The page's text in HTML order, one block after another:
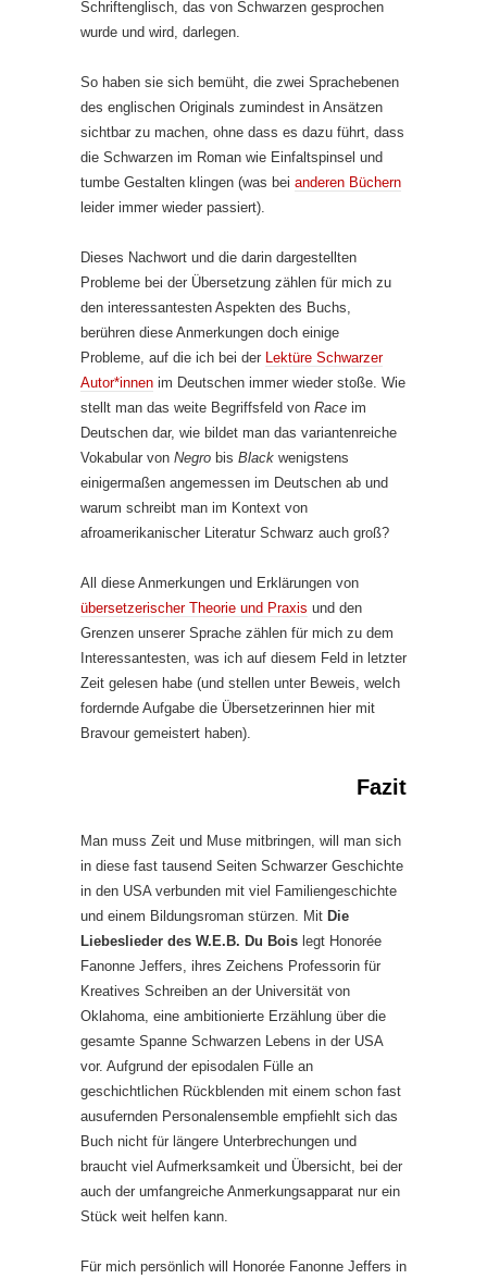
Schriftenglisch, das von Schwarzen gesprochen
wurde und wird, darlegen.
So haben sie sich bemüht, die zwei Sprachebenen
des englischen Originals zumindest in Ansätzen
sichtbar zu machen, ohne dass es dazu führt, dass
die Schwarzen im Roman wie Einfaltspinsel und
tumbe Gestalten klingen (was bei anderen Büchern
leider immer wieder passiert).
Dieses Nachwort und die darin dargestellten
Probleme bei der Übersetzung zählen für mich zu
den interessantesten Aspekten des Buchs,
berühren diese Anmerkungen doch einige
Probleme, auf die ich bei der Lektüre Schwarzer
Autor*innen im Deutschen immer wieder stoße. Wie
stellt man das weite Begriffsfeld von Race im
Deutschen dar, wie bildet man das variantenreiche
Vokabular von Negro bis Black wenigstens
einigermaßen angemessen im Deutschen ab und
warum schreibt man im Kontext von
afroamerikanischer Literatur Schwarz auch groß?
All diese Anmerkungen und Erklärungen von
übersetzerischer Theorie und Praxis und den
Grenzen unserer Sprache zählen für mich zu dem
Interessantesten, was ich auf diesem Feld in letzter
Zeit gelesen habe (und stellen unter Beweis, welch
fordernde Aufgabe die Übersetzerinnen hier mit
Bravour gemeistert haben).
Fazit
Man muss Zeit und Muse mitbringen, will man sich
in diese fast tausend Seiten Schwarzer Geschichte
in den USA verbunden mit viel Familiengeschichte
und einem Bildungsroman stürzen. Mit Die
Liebeslieder des W.E.B. Du Bois legt Honorée
Fanonne Jeffers, ihres Zeichens Professorin für
Kreatives Schreiben an der Universität von
Oklahoma, eine ambitionierte Erzählung über die
gesamte Spanne Schwarzen Lebens in der USA
vor. Aufgrund der episodalen Fülle an
geschichtlichen Rückblenden mit einem schon fast
ausufernden Personalensemble empfiehlt sich das
Buch nicht für längere Unterbrechungen und
braucht viel Aufmerksamkeit und Übersicht, bei der
auch der umfangreiche Anmerkungsapparat nur ein
Stück weit helfen kann.
Für mich persönlich will Honorée Fanonne Jeffers in